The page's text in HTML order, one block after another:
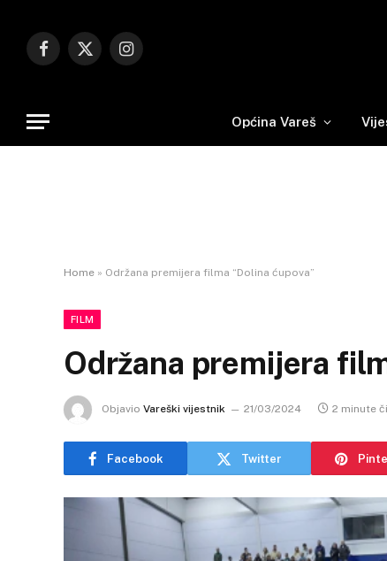
Facebook
X
Instagram
Općina Vareš
Home » Održana premijera filma “Dolina ćupova”
FILM
Održana premijera
Objavio Vareški vijestnik 21/03/2024 2 minute
Facebook Twitter